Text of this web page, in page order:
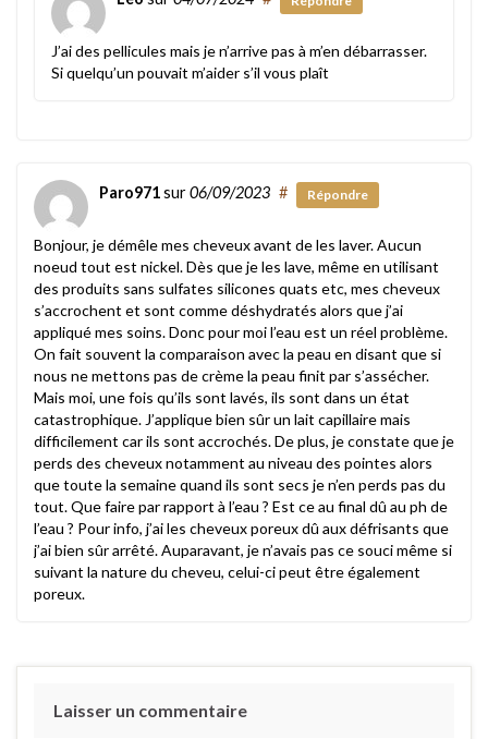
J’ai des pellicules mais je n’arrive pas à m’en débarrasser.
Si quelqu’un pouvait m’aider s’il vous plaît
Paro971sur06/09/2023 # Répondre
Bonjour, je démêle mes cheveux avant de les laver. Aucun
noeud tout est nickel. Dès que je les lave, même en utilisant
des produits sans sulfates silicones quats etc, mes cheveux
s’accrochent et sont comme déshydratés alors que j’ai
appliqué mes soins. Donc pour moi l’eau est un réel problème.
On fait souvent la comparaison avec la peau en disant que si
nous ne mettons pas de crème la peau finit par s’assécher.
Mais moi, une fois qu’ils sont lavés, ils sont dans un état
catastrophique. J’applique bien sûr un lait capillaire mais
difficilement car ils sont accrochés. De plus, je constate que je
perds des cheveux notamment au niveau des pointes alors
que toute la semaine quand ils sont secs je n’en perds pas du
tout. Que faire par rapport à l’eau ? Est ce au final dû au ph de
l’eau ? Pour info, j’ai les cheveux poreux dû aux défrisants que
j’ai bien sûr arrêté. Auparavant, je n’avais pas ce souci même si
suivant la nature du cheveu, celui-ci peut être également
poreux.
Laisser un commentaire